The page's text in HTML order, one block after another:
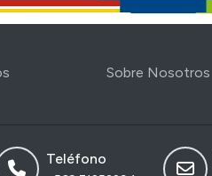
Sobre Nosotros
Teléfono